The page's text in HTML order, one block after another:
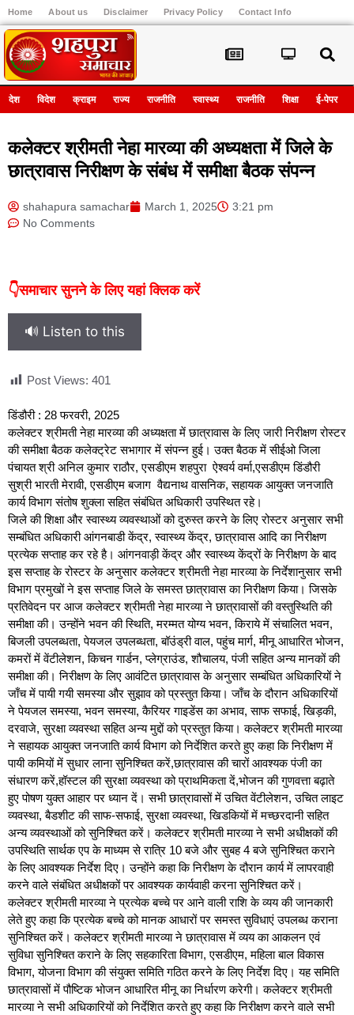
Home About us Disclaimer Privacy Policy Contact Info
देश विदेश क्राइम राज्य राजनीति स्वास्थ्य राजनीति शिक्षा ई-पेपर
कलेक्टर श्रीमती नेहा मारव्या की अध्यक्षता में जिले के
छात्रावास निरीक्षण के संबंध में समीक्षा बैठक संपन्न
shahapura samachar March 1, 2025
3:21 pm
No Comments
👇समाचार सुनने के लिए यहां क्लिक करें
🔊 Listen to this
Post Views: 401
डिंडौरी : 28 फरवरी, 2025
कलेक्टर श्रीमती नेहा मारव्या की अध्यक्षता में छात्रावास के लिए जारी निरीक्षण रोस्टर
की समीक्षा बैठक कलेक्ट्रेट सभागार में संपन्न हुई। उक्त बैठक में सीईओ जिला
पंचायत श्री अनिल कुमार राठौर, एसडीएम शहपुरा ऐश्वर्य वर्मा,एसडीएम डिंडौरी
सुश्री भारती मेरावी, एसडीएम बजाग वैद्यनाथ वासनिक, सहायक आयुक्त जनजाति
कार्य विभाग संतोष शुक्ला सहित संबंधित अधिकारी उपस्थित रहे।
जिले की शिक्षा और स्वास्थ्य व्यवस्थाओं को दुरुस्त करने के लिए रोस्टर अनुसार सभी
सम्बंधित अधिकारी आंगनबाडी केंद्र, स्वास्थ्य केंद्र, छात्रावास आदि का निरीक्षण
प्रत्येक सप्ताह कर रहे है। आंगनवाड़ी केंद्र और स्वास्थ्य केंद्रों के निरीक्षण के बाद
इस सप्ताह के रोस्टर के अनुसार कलेक्टर श्रीमती नेहा मारव्या के निर्देशानुसार सभी
विभाग प्रमुखों ने इस सप्ताह जिले के समस्त छात्रावास का निरीक्षण किया। जिसके
प्रतिवेदन पर आज कलेक्टर श्रीमती नेहा मारव्या ने छात्रावासों की वस्तुस्थिति की
समीक्षा की। उन्होंने भवन की स्थिति, मरम्मत योग्य भवन, किराये में संचालित भवन,
बिजली उपलब्धता, पेयजल उपलब्धता, बॉउंड्री वाल, पहुंच मार्ग, मीनू आधारित भोजन,
कमरों में वेंटीलेशन, किचन गार्डन, प्लेग्राउंड, शौचालय, पंजी सहित अन्य मानकों की
समीक्षा की। निरीक्षण के लिए आवंटित छात्रावास के अनुसार सम्बंधित अधिकारियों ने
जाँच में पायी गयी समस्या और सुझाव को प्रस्तुत किया। जाँच के दौरान अधिकारियों
ने पेयजल समस्या, भवन समस्या, कैरियर गाइडेंस का अभाव, साफ सफाई, खिड़की,
दरवाजे, सुरक्षा व्यवस्था सहित अन्य मुद्दों को प्रस्तुत किया। कलेक्टर श्रीमती मारव्या
ने सहायक आयुक्त जनजाति कार्य विभाग को निर्देशित करते हुए कहा कि निरीक्षण में
पायी कमियों में सुधार लाना सुनिश्चित करें,छात्रावास की चारों आवश्यक पंजी का
संधारण करें,हॉस्टल की सुरक्षा व्यवस्था को प्राथमिकता दें,भोजन की गुणवत्ता बढ़ाते
हुए पोषण युक्त आहार पर ध्यान दें। सभी छात्रावासों में उचित वेंटीलेशन, उचित लाइट
व्यवस्था, बैडशीट की साफ-सफाई, सुरक्षा व्यवस्था, खिडकियों में मच्छरदानी सहित
अन्य व्यवस्थाओं को सुनिश्चित करें। कलेक्टर श्रीमती मारव्या ने सभी अधीक्षकों की
उपस्थिति सार्थक एप के माध्यम से रात्रि 10 बजे और सुबह 4 बजे सुनिश्चित कराने
के लिए आवश्यक निर्देश दिए। उन्होंने कहा कि निरीक्षण के दौरान कार्य में लापरवाही
करने वाले संबंधित अधीक्षकों पर आवश्यक कार्यवाही करना सुनिश्चित करें।
कलेक्टर श्रीमती मारव्या ने प्रत्येक बच्चे पर आने वाली राशि के व्यय की जानकारी
लेते हुए कहा कि प्रत्येक बच्चे को मानक आधारों पर समस्त सुविधाएं उपलब्ध कराना
सुनिश्चित करें। कलेक्टर श्रीमती मारव्या ने छात्रावास में व्यय का आकलन एवं
सुविधा सुनिश्चित कराने के लिए सहकारिता विभाग, एसडीएम, महिला बाल विकास
विभाग, योजना विभाग की संयुक्त समिति गठित करने के लिए निर्देश दिए। यह समिति
छात्रावासों में पौष्टिक भोजन आधारित मीनू का निर्धारण करेगी। कलेक्टर श्रीमती
मारव्या ने सभी अधिकारियों को निर्देशित करते हुए कहा कि निरीक्षण करने वाले सभी